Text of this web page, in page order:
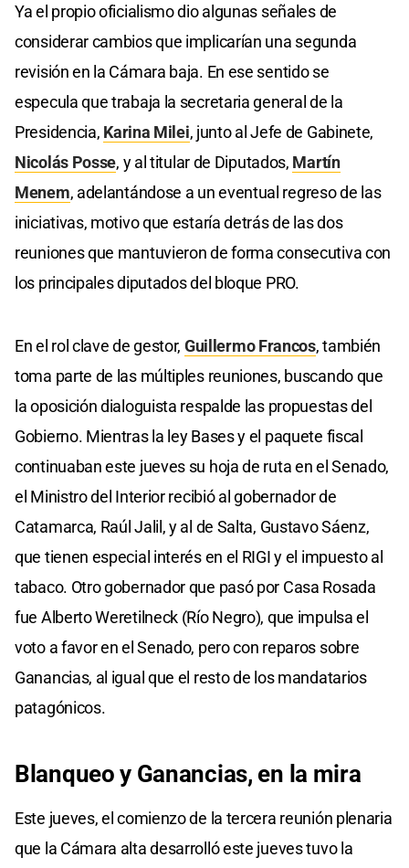
Ya el propio oficialismo dio algunas señales de
considerar cambios que implicarían una segunda
revisión en la Cámara baja. En ese sentido se
especula que trabaja la secretaria general de la
Presidencia, Karina Milei, junto al Jefe de Gabinete,
Nicolás Posse, y al titular de Diputados, Martín
Menem, adelantándose a un eventual regreso de las
iniciativas, motivo que estaría detrás de las dos
reuniones que mantuvieron de forma consecutiva con
los principales diputados del bloque PRO.
En el rol clave de gestor, Guillermo Francos, también
toma parte de las múltiples reuniones, buscando que
la oposición dialoguista respalde las propuestas del
Gobierno. Mientras la ley Bases y el paquete fiscal
continuaban este jueves su hoja de ruta en el Senado,
el Ministro del Interior recibió al gobernador de
Catamarca, Raúl Jalil, y al de Salta, Gustavo Sáenz,
que tienen especial interés en el RIGI y el impuesto al
tabaco. Otro gobernador que pasó por Casa Rosada
fue Alberto Weretilneck (Río Negro), que impulsa el
voto a favor en el Senado, pero con reparos sobre
Ganancias, al igual que el resto de los mandatarios
patagónicos.
Blanqueo y Ganancias, en la mira
Este jueves, el comienzo de la tercera reunión plenaria
que la Cámara alta desarrolló este jueves tuvo la